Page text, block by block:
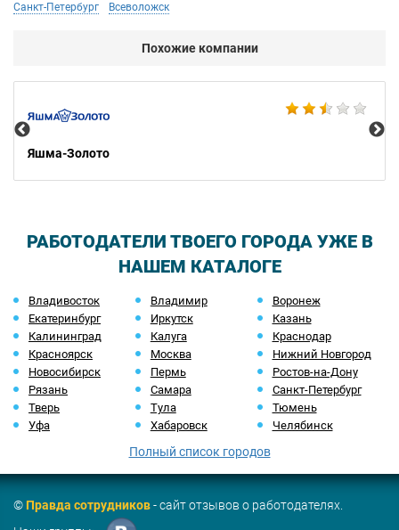
Санкт-Петербург Всеволожск
Похожие компании
Яшма-Золото
РАБОТОДАТЕЛИ ТВОЕГО ГОРОДА УЖЕ В
НАШЕМ КАТАЛОГЕ
Владивосток Владимир
Воронеж
Екатеринбург
Иркутск
Казань
Калининград
Калуга
Краснодар
Красноярск
Москва
Нижний Новгород
Новосибирск
Пермь
Ростов-на-Дону
Рязань
Самара
Санкт-Петербург
Тверь
Тула
Тюмень
Уфа
Хабаровск Челябинск
Полный список городов
©Правда сотрудников- сайт отзывов о работодателях.